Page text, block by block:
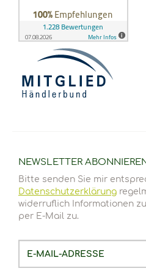
NEWSLETTER
Bitte senden Sie mir
Datenschutzerklärung
widerruflich Informationen
per E-Mail zu.
E-
Mail-
Adresse